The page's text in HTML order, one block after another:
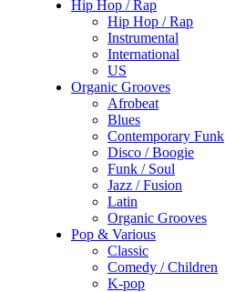
Hip Hop / Rap
Hip Hop / Rap
Instrumental
International
US
Organic Grooves
Afrobeat
Blues
Contemporary Funk
Disco / Boogie
Funk / Soul
Jazz / Fusion
Latin
Organic Grooves
Pop & Various
Classic
Comedy / Children
K-pop